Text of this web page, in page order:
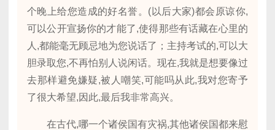
个晚上给您造成的好名誉。(以后大家)都会原谅你,
可以公开宣扬你的才能了,使得那些有话藏在心里的
人,都能毫无顾忌地为您说话了；主持考试的,可以大
胆录取您,不再怕别人说闲话。现在,我就是想要像过
去那样避免嫌疑,被人嘲笑,可能吗从此,我对您寄予
了很大希望,因此,最后我非常高兴。
在古代,哪一个诸侯国有灾祸,其他诸侯国都来慰